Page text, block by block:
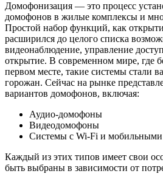
Домофонизация — это процесс
домофонов в жилые комплексы и
Простой набор функций, как
расширился до целого списка
видеонаблюдение, управление
открытие. В современном мире, где
первом месте, такие системы стали
горожан. Сейчас на рынке
вариантов домофонов, включая:
Аудио-домофоны
Видеодомофоны
Системы с Wi-Fi и
Каждый из этих типов имеет свои
быть выбраны в зависимости от